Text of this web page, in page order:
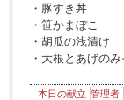
・豚すき丼
・笹かまぼこ
・胡瓜の浅漬け
・大根とあげの
本日の献立 管理者